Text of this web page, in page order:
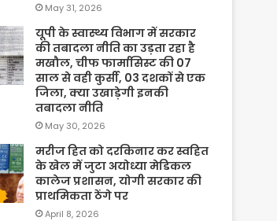
May 31, 2026
यूपी के स्वास्थ्य विभाग में सरकार
की तबादला नीति का उड़ता रहा है
मखौल, चीफ फार्मासिस्ट की 07
साल से वही कुर्सी, 03 दशकों से एक
जिला, क्या उखाड़ेगी इनकी
तबादला नीति
May 30, 2026
मरीज हित को दरकिनार कर स्वहित
के खेल में जुटा अयोध्या मेडिकल
कालेज प्रशासन, योगी सरकार की
प्राथमिकता ठेंगे पर
April 8, 2026